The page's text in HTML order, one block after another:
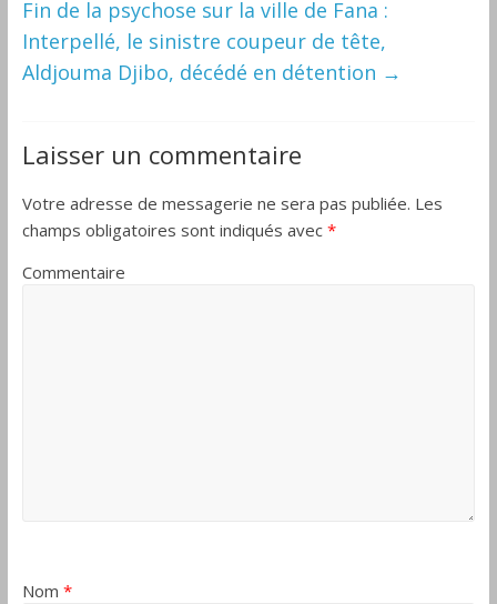
Fin de la psychose sur la ville de Fana :
Interpellé, le sinistre coupeur de tête,
Aldjouma Djibo, décédé en détention →
Laisser un commentaire
Votre adresse de messagerie ne sera pas publiée. Les
champs obligatoires sont indiqués avec *
Commentaire
Nom *